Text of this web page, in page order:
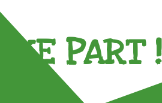
TAKE PART !